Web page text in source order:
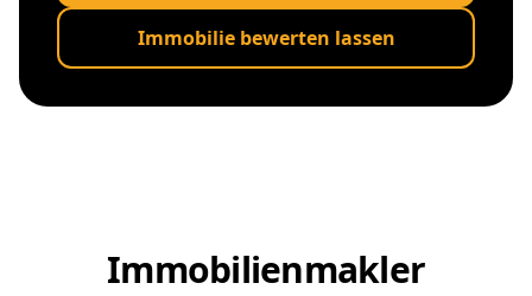
Immobilie bewerten lassen
Immobilienmakler